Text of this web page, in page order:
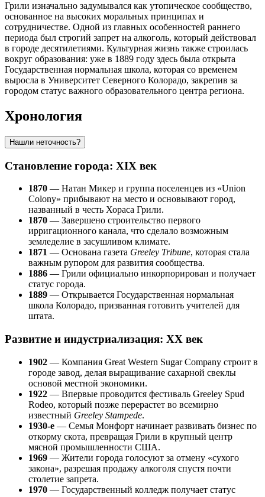
Грили изначально задумывался как утопическое сообщество,
основанное на высоких моральных принципах и
сотрудничестве. Одной из главных особенностей раннего
периода был строгий запрет на алкоголь, который действовал
в городе десятилетиями. Культурная жизнь также строилась
вокруг образования: уже в 1889 году здесь была открыта
Государственная нормальная школа, которая со временем
выросла в Университет Северного Колорадо, закрепив за
городом статус важного образовательного центра региона.
Хронология
Нашли неточность?
Становление города: XIX век
1870 — Натан Микер и группа поселенцев из «Union
Colony» прибывают на место и основывают город,
названный в честь Хораса Грили.
1870 — Завершено строительство первого
ирригационного канала, что сделало возможным
земледелие в засушливом климате.
1871 — Основана газета Greeley Tribune, которая стала
важным рупором для развития сообщества.
1886 — Грили официально инкорпорирован и получает
статус города.
1889 — Открывается Государственная нормальная
школа Колорадо, призванная готовить учителей для
штата.
Развитие и индустриализация: XX век
1902 — Компания Great Western Sugar Company строит в
городе завод, делая выращивание сахарной свеклы
основой местной экономики.
1922 — Впервые проводится фестиваль Greeley Spud
Rodeo, который позже перерастет во всемирно
известный Greeley Stampede.
1930-е — Семья Монфорт начинает развивать бизнес по
откорму скота, превращая Грили в крупный центр
мясной промышленности США.
1969 — Жители города голосуют за отмену «сухого
закона», разрешая продажу алкоголя спустя почти
столетие запрета.
1970 — Государственный колледж получает статус